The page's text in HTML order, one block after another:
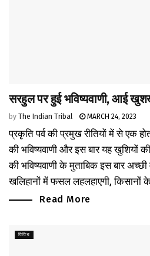
सरहुल पर हुई भविष्यवाणी, आई
by The Indian Tribal MARCH 24, 2023
प्रकृति पर्व की प्रमुख रीतियों में से एक
की भविष्यवाणी और इस बार यह खुशियों
की भविष्यवाणी के मुताबिक इस बार
खलिहानों में फसल लहलहाएगी, किसानों
Read More
विविध